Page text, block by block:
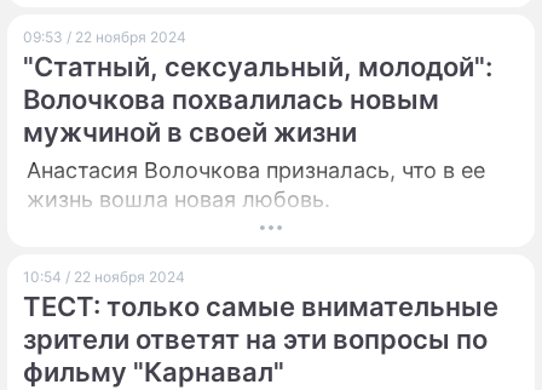
09:53 / 22 ноября 2024
"Статный, сексуальный, молодой":
Волочкова похвалилась новым
мужчиной в своей жизни
Анастасия Волочкова призналась, что в ее
жизнь вошла новая любовь.
10:54 / 22 ноября 2024
ТЕСТ: только самые внимательные
зрители ответят на эти вопросы по
фильму "Карнавал"